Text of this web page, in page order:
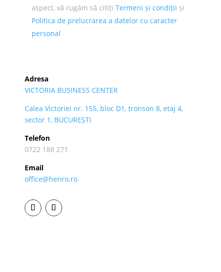
aspect, vă rugăm să citiți Termeni și condiții și
Politica de prelucrarea a datelor cu caracter
personal
Adresa
VICTORIA BUSINESS CENTER
Calea Victoriei nr. 155, bloc D1, tronson 8, etaj 4,
sector 1, BUCUREȘTI
Telefon
0722 188 271
Email
office@henro.ro